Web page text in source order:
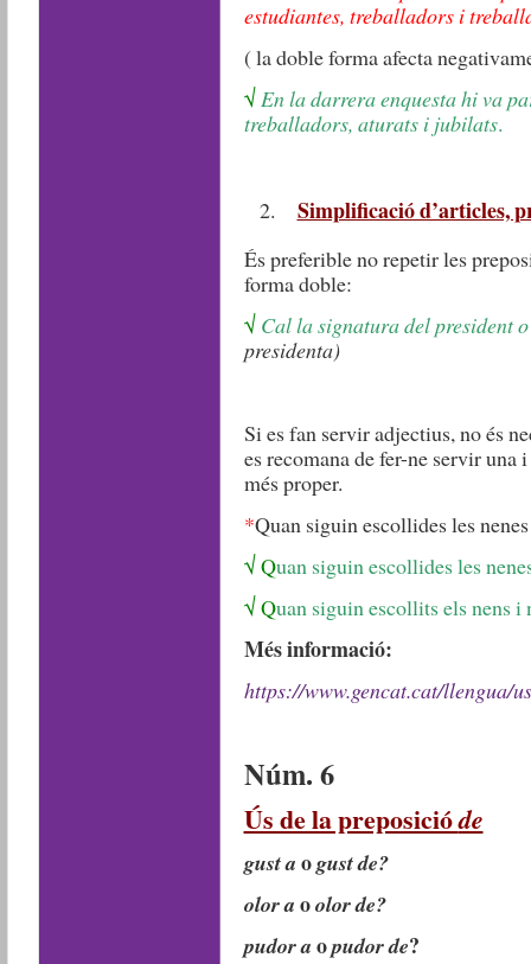
estudiantes, treballadors i
( la doble forma afecta
√En la darrera enquesta hi va
treballadors, aturats i jubilats.
Simplificació d’articles,
És preferible no repetir les
forma doble:
√ Cal la signatura del president
presidenta)
Si es fan servir adjectius, no és
es recomana de fer-ne servir
més proper.
*Quan siguin escollides les
√Quan siguin escollides les
√Quan siguin escollits els nens
Més informació:
https://www.gencat.cat/llengua/
Núm. 6
Ús de la preposicióde
gust a ogust de?
olor a oolor de?
pudor a opudor de?